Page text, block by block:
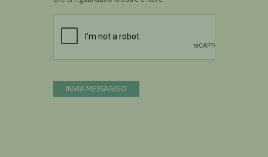
INVIA MESSAGGIO